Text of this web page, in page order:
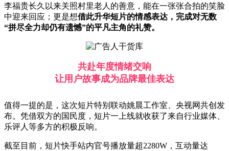
李福贵长久以来关照村里老人的善意，能在一张张合拍的笑脸
中迎来回应；更是想借此升华短片的情感表达，完成对无数
“拼尽全力却仍有遗憾”的平凡主角的礼赞。
共赴年度情绪交响
让用户故事成为品牌最佳表达
值得一提的是，这次短片特别联动姚晨工作室、央视网共创发
布。凭借双方的国民度，短片一上线就收获了来自行业媒体、
乐评人等多方的积极反响。
截至目前，短片快手站内官号播放量超2280W，互动量达